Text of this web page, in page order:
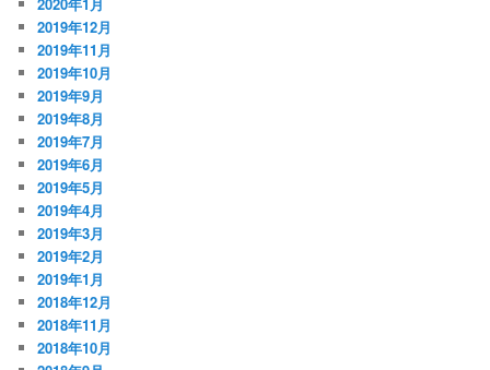
2020年1月
2019年12月
2019年11月
2019年10月
2019年9月
2019年8月
2019年7月
2019年6月
2019年5月
2019年4月
2019年3月
2019年2月
2019年1月
2018年12月
2018年11月
2018年10月